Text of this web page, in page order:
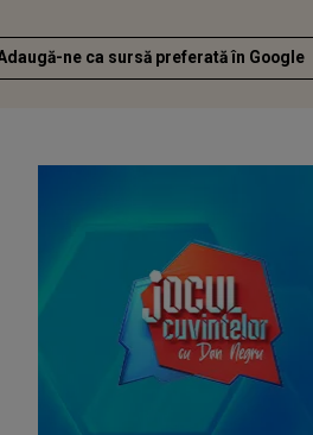
ne ca sursă preferată în Google